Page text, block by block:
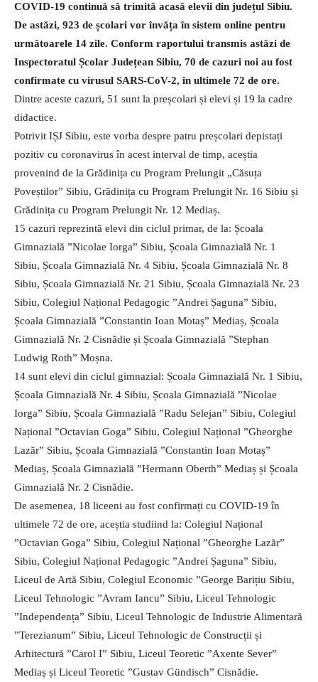
COVID-19 continuă să trimită acasă elevii din județul Sibiu.
De astăzi, 923 de școlari vor învăța în sistem online pentru
următoarele 14 zile. Conform raportului transmis astăzi de
Inspectoratul Școlar Județean Sibiu, 70 de cazuri noi au fost
confirmate cu virusul SARS-CoV-2, în ultimele 72 de ore.
Dintre aceste cazuri, 51 sunt la preșcolari și elevi și 19 la cadre
didactice.
Potrivit IȘJ Sibiu, este vorba despre patru preșcolari depistați
pozitiv cu coronavirus în acest interval de timp, aceștia
provenind de la Grădinița cu Program Prelungit „Căsuța
Poveștilor” Sibiu, Grădinița cu Program Prelungit Nr. 16 Sibiu și
Grădinița cu Program Prelungit Nr. 12 Mediaș.
15 cazuri reprezintă elevi din ciclul primar, de la: Școala
Gimnazială ”Nicolae Iorga” Sibiu, Școala Gimnazială Nr. 1
Sibiu, Școala Gimnazială Nr. 4 Sibiu, Școala Gimnazială Nr. 8
Sibiu, Școala Gimnazială Nr. 21 Sibiu, Școala Gimnazială Nr. 23
Sibiu, Colegiul Național Pedagogic ”Andrei Șaguna” Sibiu,
Școala Gimnazială ”Constantin Ioan Motaș” Mediaș, Școala
Gimnazială Nr. 2 Cisnădie și Școala Gimnazială ”Stephan
Ludwig Roth” Moșna.
14 sunt elevi din ciclul gimnazial: Școala Gimnazială Nr. 1 Sibiu,
Școala Gimnazială Nr. 4 Sibiu, Școala Gimnazială ”Nicolae
Iorga” Sibiu, Școala Gimnazială ”Radu Selejan” Sibiu, Colegiul
Național ”Octavian Goga” Sibiu, Colegiul Național ”Gheorghe
Lazăr” Sibiu, Școala Gimnazială ”Constantin Ioan Motaș”
Mediaș, Școala Gimnazială ”Hermann Oberth” Mediaș și Școala
Gimnazială Nr. 2 Cisnădie.
De asemenea, 18 liceeni au fost confirmați cu COVID-19 în
ultimele 72 de ore, aceștia studiind la: Colegiul Național
”Octavian Goga” Sibiu, Colegiul Național ”Gheorghe Lazăr”
Sibiu, Colegiul Național Pedagogic ”Andrei Șaguna” Sibiu,
Liceul de Artă Sibiu, Colegiul Economic ”George Barițiu Sibiu,
Liceul Tehnologic ”Avram Iancu” Sibiu, Liceul Tehnologic
”Independența” Sibiu, Liceul Tehnologic de Industrie Alimentară
”Terezianum” Sibiu, Liceul Tehnologic de Construcții și
Arhitectură ”Carol I” Sibiu, Liceul Teoretic ”Axente Sever”
Mediaș și Liceul Teoretic ”Gustav Gündisch” Cisnădie.